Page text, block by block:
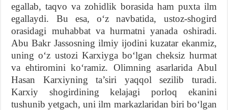
egallab, taqvo va zohidlik borasida ham puxta ilm
egallaydi. Bu esa, o‘z navbatida, ustoz-shogird
orasidagi muhabbat va hurmatni yanada oshiradi.
Abu Bakr Jassosning ilmiy ijodini kuzatar ekanmiz,
uning o‘z ustozi Karxiyga bo‘lgan cheksiz hurmat
va ehtiromini ko‘ramiz. Olimning asarlarida Abul
Hasan Karxiyning ta’siri yaqqol sezilib turadi.
Karxiy shogirdining kelajagi porloq ekanini
tushunib yetgach, uni ilm markazlaridan biri bo‘lgan